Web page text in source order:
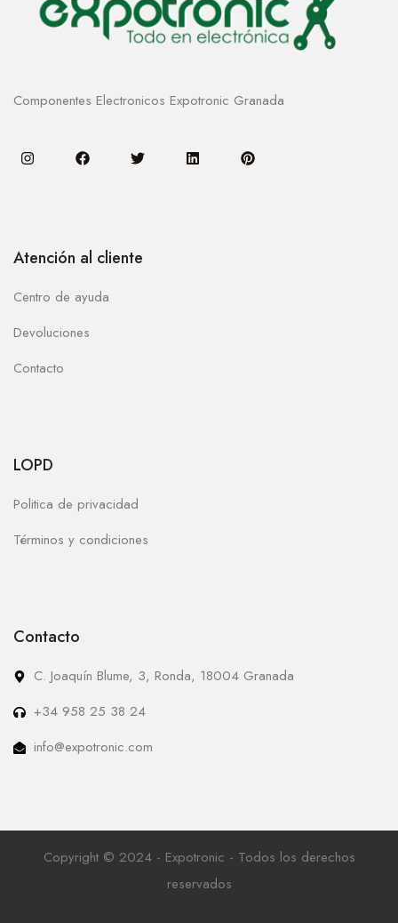
Componentes Electronicos Expotronic Granada
Atención al cliente
Centro de ayuda
Devoluciones
Contacto
LOPD
Politica de privacidad
Términos y condiciones
Contacto
C. Joaquín Blume, 3, Ronda, 18004 Granada
+34 958 25 38 24
info@expotronic.com
Copyright © 2024 - Expotronic - Todos los derechos
reservados